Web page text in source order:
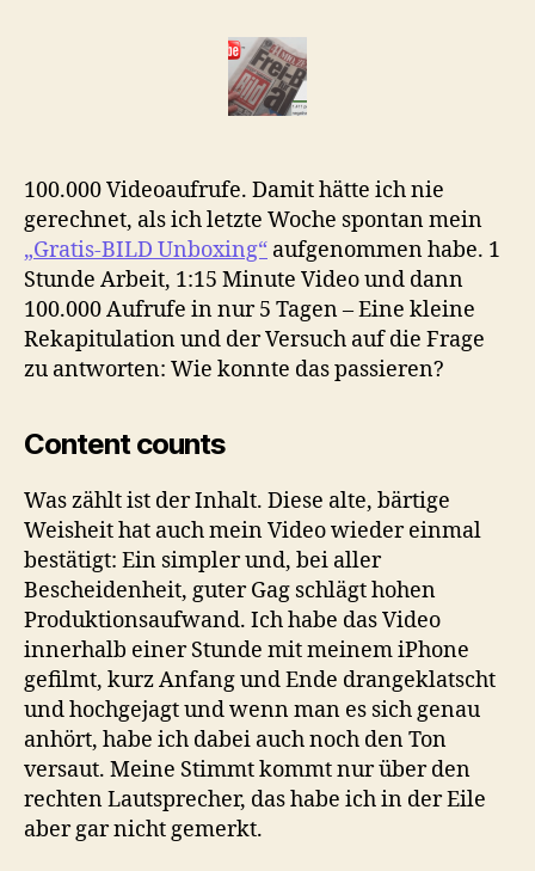
konnte
das
passieren?
100.000 Videoaufrufe. Damit hätte ich nie
gerechnet, als ich letzte Woche spontan mein
„Gratis-BILD Unboxing“ aufgenommen habe. 1
Stunde Arbeit, 1:15 Minute Video und dann
100.000 Aufrufe in nur 5 Tagen – Eine kleine
Rekapitulation und der Versuch auf die Frage
zu antworten: Wie konnte das passieren?
Content counts
Was zählt ist der Inhalt. Diese alte, bärtige
Weisheit hat auch mein Video wieder einmal
bestätigt: Ein simpler und, bei aller
Bescheidenheit, guter Gag schlägt hohen
Produktionsaufwand. Ich habe das Video
innerhalb einer Stunde mit meinem iPhone
gefilmt, kurz Anfang und Ende drangeklatscht
und hochgejagt und wenn man es sich genau
anhört, habe ich dabei auch noch den Ton
versaut. Meine Stimmt kommt nur über den
rechten Lautsprecher, das habe ich in der Eile
aber gar nicht gemerkt.